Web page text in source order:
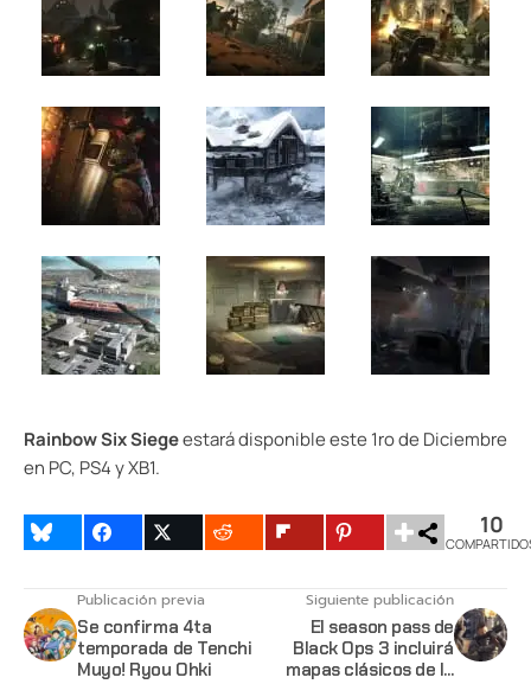
Rainbow Six Siegeestará disponible este 1ro de Diciembre
en PC, PS4 y XB1.
10
Publicación previa
Se confirma 4ta
temporada de Tenchi
Muyo! Ryou Ohki
Siguiente publicación
El season pass de
Black Ops 3 incluirá
mapas clásicos de la